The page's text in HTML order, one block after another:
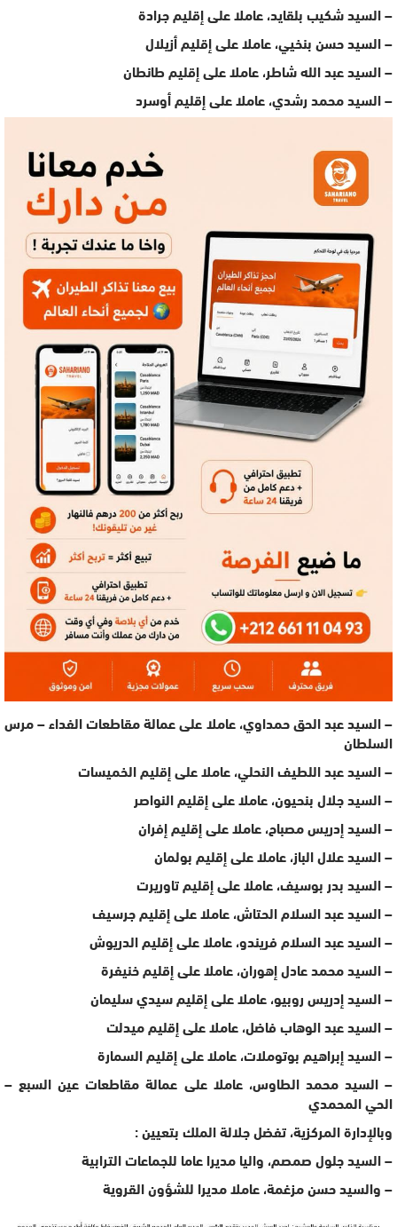
– السيد شكيب بلقايد، عاملا على إقليم جرادة
– السيد حسن بنخيي، عاملا على إقليم أزيلال
– السيد عبد الله شاطر، عاملا على إقليم طانطان
– السيد محمد رشدي، عاملا على إقليم أوسرد
– السيد عبد الحق حمداوي، عاملا على عمالة مقاطعات الفداء – مرس
السلطان
– السيد عبد اللطيف النحلي، عاملا على إقليم الخميسات
– السيد جلال بنحيون، عاملا على إقليم النواصر
– السيد إدريس مصباح، عاملا على إقليم إفران
– السيد علال الباز، عاملا على إقليم بولمان
– السيد بدر بوسيف، عاملا على إقليم تاوريرت
– السيد عبد السلام الحتاش، عاملا على إقليم جرسيف
– السيد عبد السلام فريندو، عاملا على إقليم الدريوش
– السيد محمد عادل إهوران، عاملا على إقليم خنيفرة
– السيد إدريس روبيو، عاملا على إقليم سيدي سليمان
– السيد عبد الوهاب فاضل، عاملا على إقليم ميدلت
– السيد إبراهيم بوتوملات، عاملا على إقليم السمارة
– السيد محمد الطاوس، عاملا على عمالة مقاطعات عين السبع –
الحي المحمدي
وبالإدارة المركزية، تفضل جلالة الملك بتعيين :
– السيد جلول صمصم، واليا مديرا عاما للجماعات الترابية
– والسيد حسن مزغمة، عاملا مديرا للشؤون القروية